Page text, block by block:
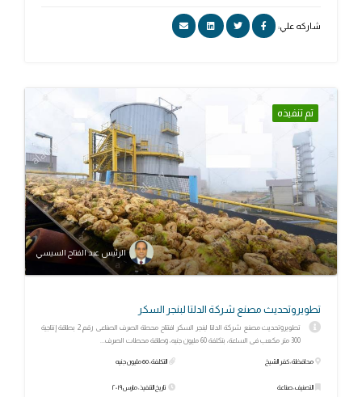
شاركه علي:
تم تنفيذه
الرئيس عبد الفتاح السيسي
تطويروتحديث مصنع شركة الدلتا لبنجر السكر
تطويروتحديث مصنع شركة الدلتا لبنجر السكر افتتاح محطة الصرف الصناعى رقم 2 بطاقة إنتاجية
300 متر مكعب فى الساعة، بتكلفة 60 مليون جنيه، وطاقة محطات الصرف...
محافظة: كفر الشيخ
التصنيف: صناعة
التكلفة: 60 مليون جنيه
تاريخ التنفيذ: مارس ٢٠١٩